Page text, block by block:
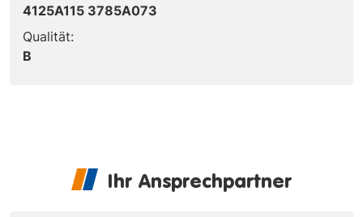
4125A115 3785A073
Qualität:
B
Ihr Ansprechpartner